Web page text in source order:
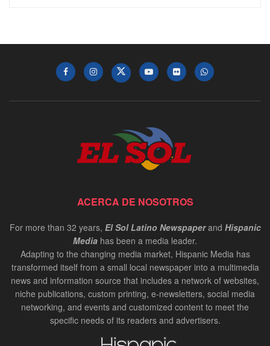
ACERCA DE NOSOTROS
For more than 32 years, El Sol Latino Newspaperand Hispanic
Media has been a media leader.
Adapting to the changing media market, Hispanic Media has
transformed itself from a small local newspaper into a multimedia
news and information source that includes a network of websites,
niche publications, custom printing, e-newsletters, social media
networking, and events and customized content to meet the
specific needs of its readers and advertisers.